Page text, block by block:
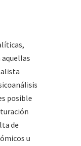
aquellas
posible
de
u